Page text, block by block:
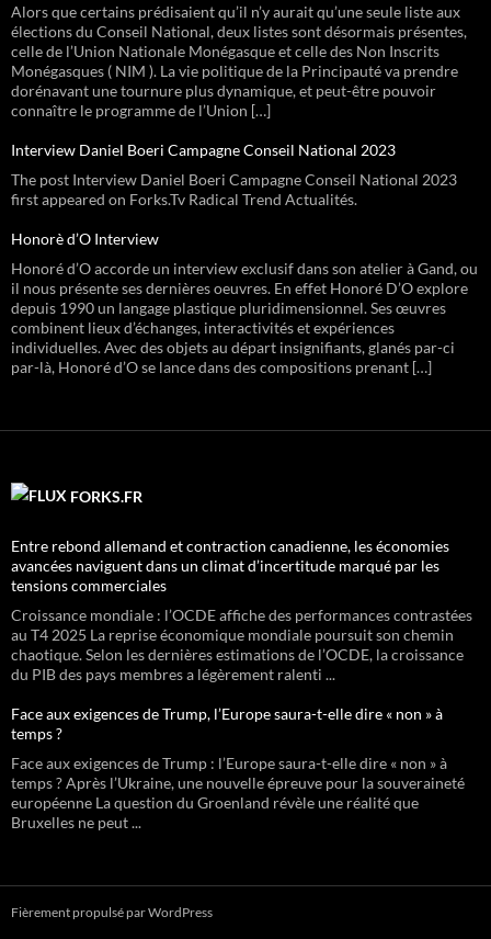
Alors que certains prédisaient qu’il n’y aurait qu’une seule liste aux
élections du Conseil National, deux listes sont désormais présentes,
celle de l’Union Nationale Monégasque et celle des Non Inscrits
Monégasques ( NIM ). La vie politique de la Principauté va prendre
dorénavant une tournure plus dynamique, et peut-être pouvoir
connaître le programme de l’Union […]
Interview Daniel Boeri Campagne Conseil National 2023
The post Interview Daniel Boeri Campagne Conseil National 2023
first appeared on Forks.Tv Radical Trend Actualités.
Honorè d’O Interview
Honoré d’O accorde un interview exclusif dans son atelier à Gand, ou
il nous présente ses dernières oeuvres. En effet Honoré D’O explore
depuis 1990 un langage plastique pluridimensionnel. Ses œuvres
combinent lieux d’échanges, interactivités et expériences
individuelles. Avec des objets au départ insignifiants, glanés par-ci
par-là, Honoré d’O se lance dans des compositions prenant […]
FORKS.FR
Entre rebond allemand et contraction canadienne, les économies
avancées naviguent dans un climat d’incertitude marqué par les
tensions commerciales
Croissance mondiale : l’OCDE affiche des performances contrastées
au T4 2025 La reprise économique mondiale poursuit son chemin
chaotique. Selon les dernières estimations de l’OCDE, la croissance
du PIB des pays membres a légèrement ralenti ...
Face aux exigences de Trump, l’Europe saura-t-elle dire « non » à
temps ?
Face aux exigences de Trump : l’Europe saura-t-elle dire « non » à
temps ? Après l’Ukraine, une nouvelle épreuve pour la souveraineté
européenne La question du Groenland révèle une réalité que
Bruxelles ne peut ...
Fièrement propulsé par WordPress